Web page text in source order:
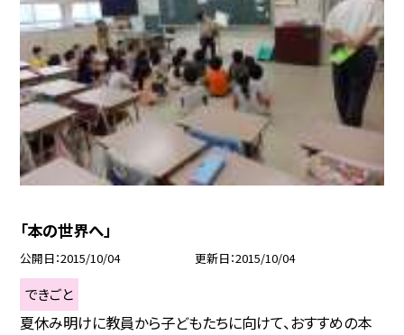
「本の世界へ」
公開日 2015/10/04 更新日 2015/10/04
できごと
夏休み明けに教員から子どもたちに向けて、おすすめの本